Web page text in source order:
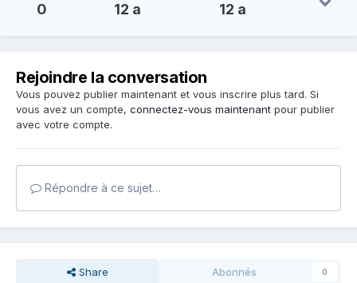
0 12 a 12 a
Rejoindre la conversation
Vous pouvez publier maintenant et vous inscrire plus tard. Si
vous avez un compte, connectez-vous maintenant pour publier
avec votre compte.
Répondre à ce sujet…
Share Abonnés 0